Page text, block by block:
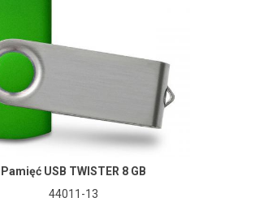
Pamięć USB TWISTER 8 GB
44011-13